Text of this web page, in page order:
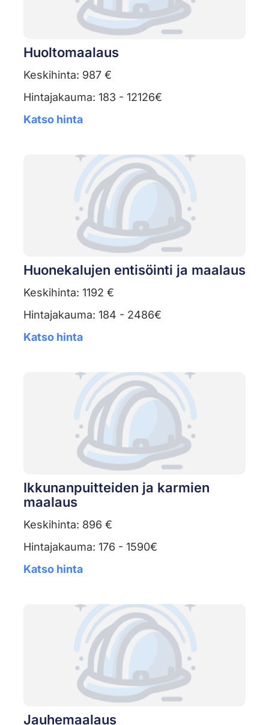
Huoltomaalaus
Keskihinta: 987 €
Hintajakauma: 183 - 12126€
Katso hinta
Huonekalujen entisöinti ja maalaus
Keskihinta: 1192 €
Hintajakauma: 184 - 2486€
Katso hinta
Ikkunanpuitteiden ja karmien
maalaus
Keskihinta: 896 €
Hintajakauma: 176 - 1590€
Katso hinta
Jauhemaalaus